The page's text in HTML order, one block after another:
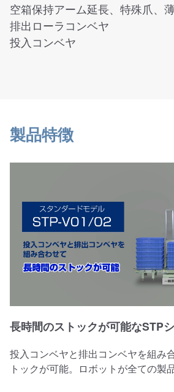
空箱保持アーム延長、特殊爪、
排出ローラコンベヤ
投入コンベヤ
製品特徴
長時間のストックが可能なSTP
投入コンベヤと排出コンベヤを組み
トックが可能。ロボットが全ての製